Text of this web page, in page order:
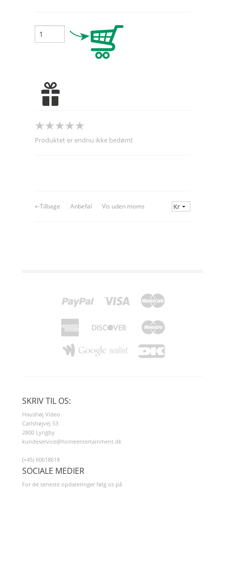
Produktet er endnu ikke bedømt
«-Tilbage Anbefal Vis uden moms
SKRIV TIL OS:
Haushøj Video
Carlshøjvej 53
2800 Lyngby
kundeservice@homeentertainment.dk
(+45) 60618618
SOCIALE MEDIER
For de seneste opdateringer følg os på